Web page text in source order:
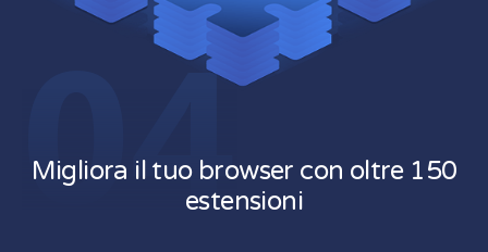
Migliora il tuo browser con oltre 150
estensioni
04